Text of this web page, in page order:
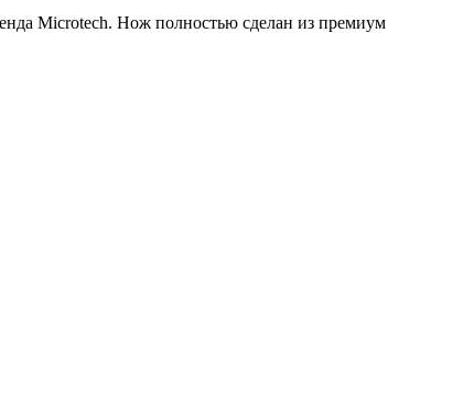
Microtech. Нож полностью сделан из премиум